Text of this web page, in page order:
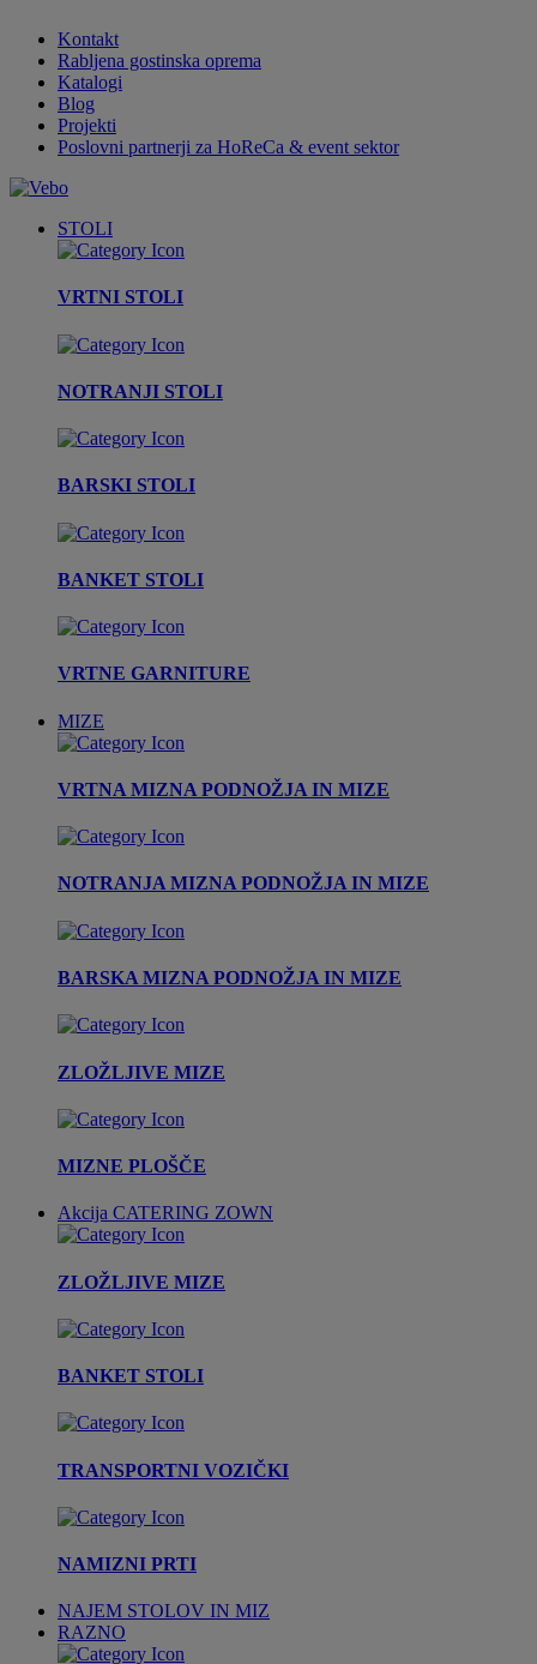
Kontakt
Rabljena gostinska oprema
Katalogi
Blog
Projekti
Poslovni partnerji za HoReCa & event sektor
STOLI
VRTNI STOLI
NOTRANJI STOLI
BARSKI STOLI
BANKET STOLI
VRTNE GARNITURE
MIZE
VRTNA MIZNA PODNOŽJA IN MIZE
NOTRANJA MIZNA PODNOŽJA IN MIZE
BARSKA MIZNA PODNOŽJA IN MIZE
ZLOŽLJIVE MIZE
MIZNE PLOŠČE
Akcija CATERING ZOWN
ZLOŽLJIVE MIZE
BANKET STOLI
TRANSPORTNI VOZIČKI
NAMIZNI PRTI
NAJEM STOLOV IN MIZ
RAZNO